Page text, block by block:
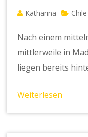
Katharina Chile
Nach einem
mittlerweile in
liegen bereits
Weiterlesen